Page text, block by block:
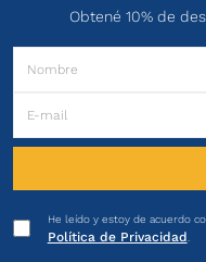
Obtené 10% de
He leído y estoy de acuerdo
Política de Privacidad